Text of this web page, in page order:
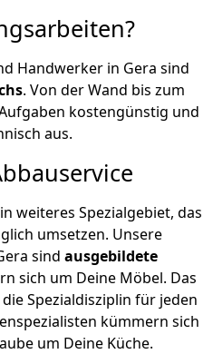
Handwerker in Gera sind
. Von der Wand bis zum
kostengünstig und
aus.
weiteres Spezialgebiet, das
umsetzen. Unsere
sind ausgebildete
sich um Deine Möbel. Das
Spezialdisziplin für jeden
kümmern sich
um Deine Küche.